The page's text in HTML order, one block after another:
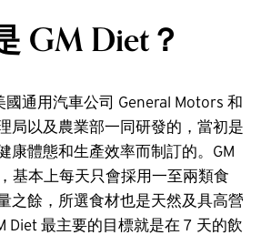
GM Diet？
國通用汽車公司 General Motors 和
局以及農業部一同研發的，當初是
康體態和生產效率而制訂的。GM
基本上每天只會採用一至兩類食
之餘，所選食材也是天然及具高營
Diet 最主要的目標就是在 7 天的飲